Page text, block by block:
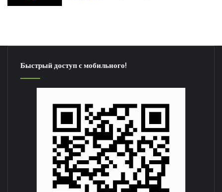
Быстрый доступ с мобильного!